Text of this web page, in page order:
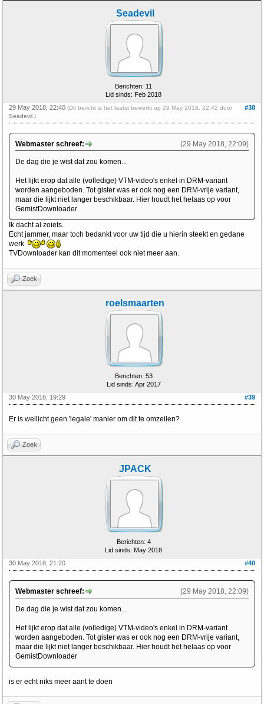
Seadevil
Berichten: 11
Lid sinds: Feb 2018
#38
29 May 2018, 22:40 (Dit bericht is het laatst bewerkt op 29 May 2018, 22:42 door
Seadevil .)
(29 May 2018, 22:09)
Webmaster schreef:
De dag die je wist dat zou komen...
Het lijkt erop dat alle (volledige) VTM-video's enkel in DRM-variant
worden aangeboden. Tot gister was er ook nog een DRM-vrije variant,
maar die lijkt niet langer beschikbaar. Hier houdt het helaas op voor
GemistDownloader
Ik dacht al zoiets.
Echt jammer, maar toch bedankt voor uw tijd die u hierin steekt en gedane
werk
TVDownloader kan dit momenteel ook niet meer aan.
Zoek
roelsmaarten
Berichten: 53
Lid sinds: Apr 2017
#39
30 May 2018, 19:29
Er is wellicht geen 'legale' manier om dit te omzeilen?
Zoek
JPACK
Berichten: 4
Lid sinds: May 2018
#40
30 May 2018, 21:20
(29 May 2018, 22:09)
Webmaster schreef:
De dag die je wist dat zou komen...
Het lijkt erop dat alle (volledige) VTM-video's enkel in DRM-variant
worden aangeboden. Tot gister was er ook nog een DRM-vrije variant,
maar die lijkt niet langer beschikbaar. Hier houdt het helaas op voor
GemistDownloader
is er echt niks meer aant te doen